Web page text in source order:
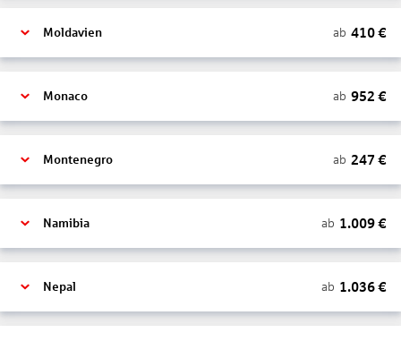
Moldavien ab 410€
Monaco ab 952 €
Montenegro ab 247 €
Namibia ab 1.009€
Nepal ab 1.036€